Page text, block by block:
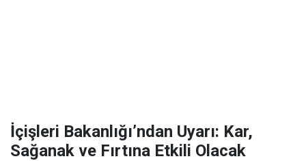
İçişleri Bakanlığı’ndan Uyarı: Kar,
Sağanak ve Fırtına Etkili Olacak